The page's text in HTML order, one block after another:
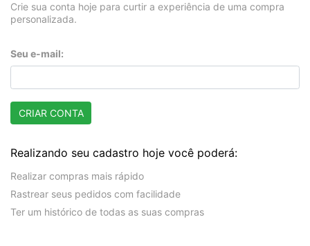
Crie sua conta hoje para curtir a experiência de uma compra
personalizada.
Seu e-mail:
CRIAR CONTA
Realizando seu cadastro hoje você poderá:
Realizar compras mais rápido
Rastrear seus pedidos com facilidade
Ter um histórico de todas as suas compras